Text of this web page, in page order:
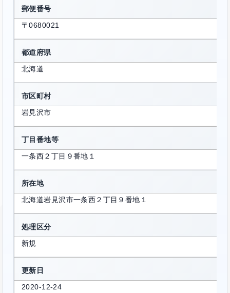
郵便番号
〒0680021
都道府県
北海道
市区町村
岩見沢市
丁目番地等
一条西２丁目９番地１
所在地
北海道岩見沢市一条西２丁目９番地１
処理区分
新規
更新日
2020-12-24